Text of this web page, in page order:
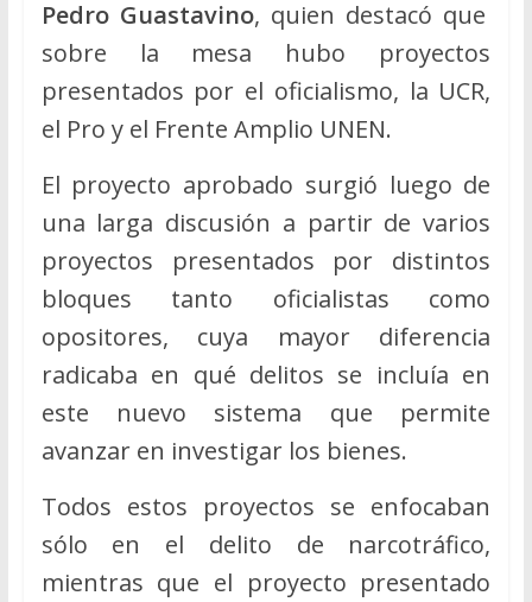
Pedro Guastavino, quien destacó que
sobre la mesa hubo proyectos
presentados por el oficialismo, la UCR,
el Pro y el Frente Amplio UNEN.
El proyecto aprobado surgió luego de
una larga discusión a partir de varios
proyectos presentados por distintos
bloques tanto oficialistas como
opositores, cuya mayor diferencia
radicaba en qué delitos se incluía en
este nuevo sistema que permite
avanzar en investigar los bienes.
Todos estos proyectos se enfocaban
sólo en el delito de narcotráfico,
mientras que el proyecto presentado